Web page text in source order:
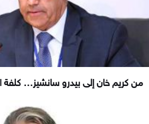
من كريم خان إلى بيدرو سانشيز…